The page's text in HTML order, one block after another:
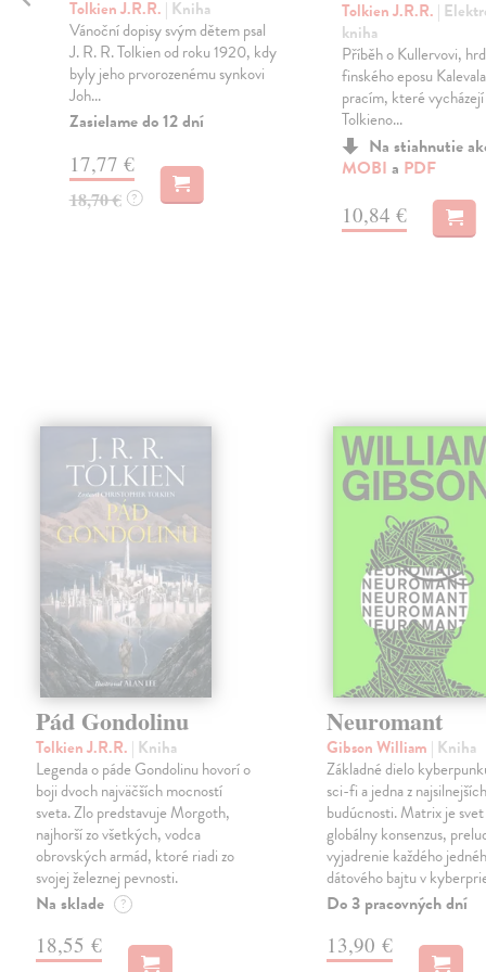
Tolkien J.R.R. | Kniha
Vánoční dopisy svým dětem psal
J. R. R. Tolkien od roku 1920, kdy
byly jeho prvorozenému synkovi
Joh...
Zasielame do 12 dní
17,77 €
18,70 € ?
Tolkien J.R.R. |
kniha
Příběh o Kullervovi,
finského eposu
pracím, které vycházejí
Tolkieno...
Na stiahnutie
MOBI a PDF
10,84 €
Pád Gondolinu
Tolkien J.R.R. | Kniha
Legenda o páde Gondolinu hovorí o
boji dvoch najväčších mocností
sveta. Zlo predstavuje Morgoth,
najhorší zo všetkých, vodca
obrovských armád, ktoré riadi zo
svojej železnej pevnosti.
Na sklade ?
18,55 €
Neuromant
Gibson William | Kniha
Základné dielo
sci-fi a jedna z
budúcnosti. Matrix je
globálny konsenzus,
vyjadrenie každého
dátového bajtu v
Do 3 pracovných dní
13,90 €